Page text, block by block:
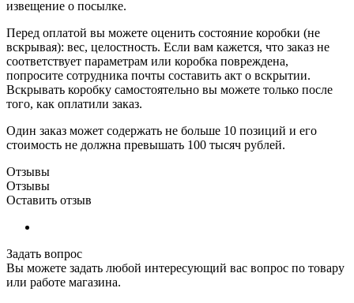
извещение о посылке.
Перед оплатой вы можете оценить состояние коробки (не
вскрывая): вес, целостность. Если вам кажется, что заказ не
соответствует параметрам или коробка повреждена,
попросите сотрудника почты составить акт о вскрытии.
Вскрывать коробку самостоятельно вы можете только после
того, как оплатили заказ.
Один заказ может содержать не больше 10 позиций и его
стоимость не должна превышать 100 тысяч рублей.
Отзывы
Отзывы
Оставить отзыв
Задать вопрос
Вы можете задать любой интересующий вас вопрос по товару
или работе магазина.